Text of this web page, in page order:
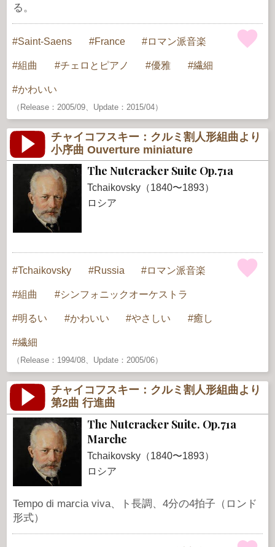
る。
Saint-Saens France ロマン派音楽
組曲 チェロとピアノ 優雅 繊細
かわいい
（Release：2005/09、Update：2015/04）
チャイコフスキー：クルミ割人形組曲より
小序曲 Ouverture miniature
The Nutcracker Suite Op.71a
Tchaikovsky（1840〜1893）
ロシア
Tchaikovsky Russia ロマン派音楽
組曲 シンフォニックオーケストラ
明るい かわいい やさしい 癒し
繊細
（Release：1994/08、Update：2005/06）
チャイコフスキー：クルミ割人形組曲より
第2曲 行進曲
The Nutcracker Suite. Op.71a
Marche
Tchaikovsky（1840〜1893）
ロシア
Tempo di marcia viva、ト長調、4分の4拍子（ロンド
形式）